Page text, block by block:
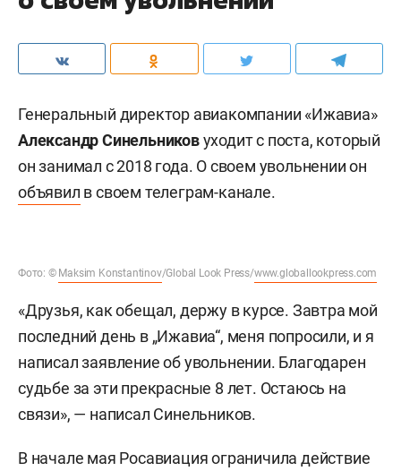
Генеральный директор авиакомпании «Ижавиа»
Александр Синельниковуходит с поста, который
он занимал с 2018 года. О своем увольнении он
объявил в своем телеграм-канале.
Фото: © Maksim Konstantinov/Global Look Press/www.globallookpress.com
«Друзья, как обещал, держу в курсе. Завтра мой
последний день в „Ижавиа“, меня попросили, и я
написал заявление об увольнении. Благодарен
судьбе за эти прекрасные 8 лет. Остаюсь на
связи», — написал Синельников.
В начале мая Росавиация ограничила действие